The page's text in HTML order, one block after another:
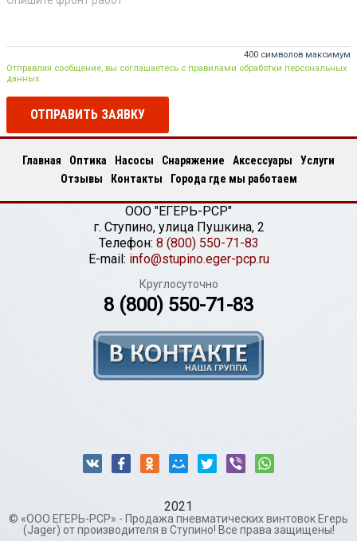
400 символов максимум
Отправляя сообщение, вы соглашаетесь с правилами обработки персональных
данных
ОТПРАВИТЬ ЗАЯВКУ
Главная Оптика Насосы Снаряжение Аксессуары
Услуги
Отзывы
Контакты Города где мы работаем
ООО "ЕГЕРЬ-РСР"
г. Ступино, улица Пушкина, 2
Телефон: 8 (800) 550-71-83
E-mail: info@stupino.eger-pcp.ru
Круглосуточно
8 (800) 550-71-83
2021
© «ООО ЕГЕРЬ-РСР» - Продажа пневматических винтовок Егерь
(Jager) от производителя в Ступино! Все права защищены!